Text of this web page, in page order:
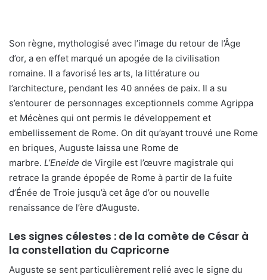
Son règne, mythologisé avec l’image du retour de l’Âge
d’or, a en effet marqué un apogée de la civilisation
romaine. Il a favorisé les arts, la littérature ou
l’architecture, pendant les 40 années de paix. Il a su
s’entourer de personnages exceptionnels comme Agrippa
et Mécènes qui ont permis le développement et
embellissement de Rome. On dit qu’ayant trouvé une Rome
en briques, Auguste laissa une Rome de
marbre. L’Eneide de Virgile est l’œuvre magistrale qui
retrace la grande épopée de Rome à partir de la fuite
d’Énée de Troie jusqu’à cet âge d’or ou nouvelle
renaissance de l’ère d’Auguste.
Les signes célestes : de la comète de César à
la constellation du Capricorne
Auguste se sent particulièrement relié avec le signe du